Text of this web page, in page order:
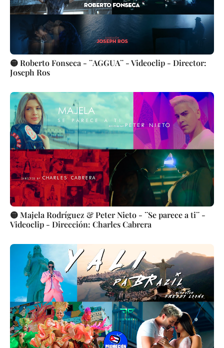
🟡 Roberto Fonseca - ¨AGGUA¨ - Videoclip - Director:
Joseph Ros
🟡 Majela Rodríguez & Peter Nieto - ¨Se parece a ti¨ -
Videoclip - Dirección: Charles Cabrera